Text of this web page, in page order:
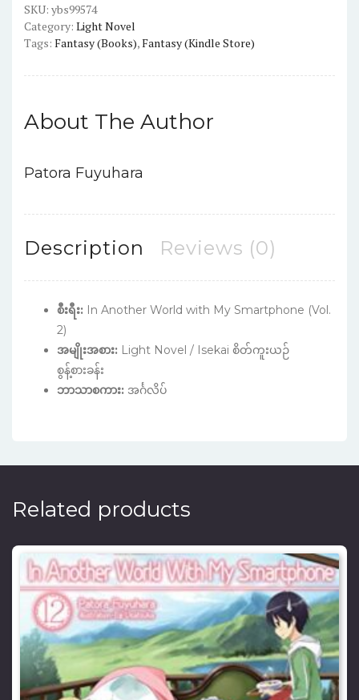
light
novel
English
quantity
SKU: ybs99574
Category: Light Novel
Tags: Fantasy (Books),Fantasy (Kindle Store)
About The Author
Patora Fuyuhara
Description Reviews (0)
စီးရီး: In Another World with My Smartphone (Vol.
2)
အမျိုးအစား: Light Novel / Isekai စိတ်ကူးယဉ်
စွန့်စားခန်း
ဘာသာစကား: အင်္ဂလိပ်
Related products